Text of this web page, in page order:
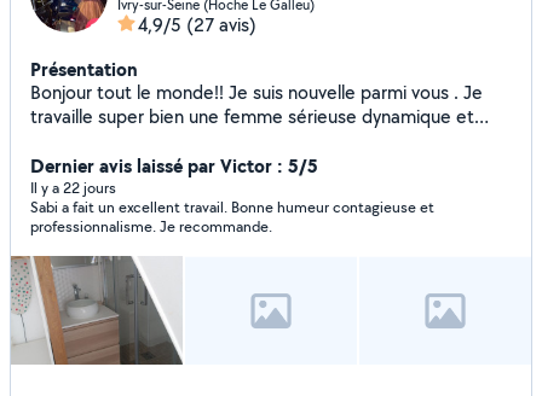
Ivry-sur-Seine (Hoche Le Galleu)
4,9/5 (27 avis)
Présentation
Bonjour tout le monde!! Je suis nouvelle parmi vous . Je
travaille super bien une femme sérieuse dynamique et
au garde enfant préparer à manger merci de me
contacter...
Dernier avis laissé par Victor : 5/5
Il y a 22 jours
Sabi a fait un excellent travail. Bonne humeur contagieuse et
professionnalisme. Je recommande.